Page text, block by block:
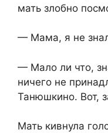
мать злобно
— Мама, я не
— Мало ли что,
ничего не
Танюшкино. Вот,
Мать кивнула